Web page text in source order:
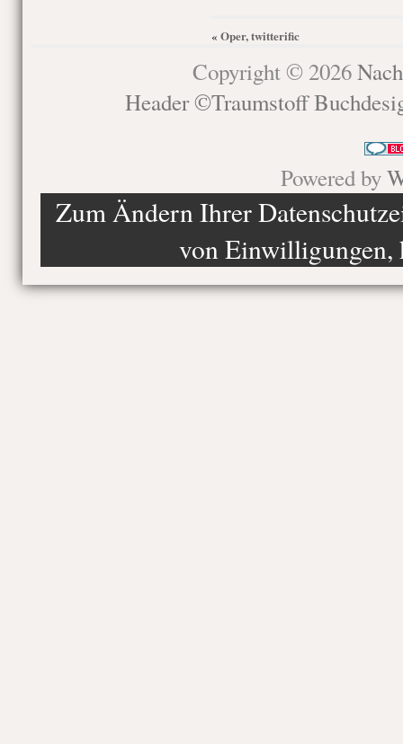
« Oper, twitterific
Copyright © 2026
Header ©Traumstoff
Powered by
Zum Ändern Ihrer
von